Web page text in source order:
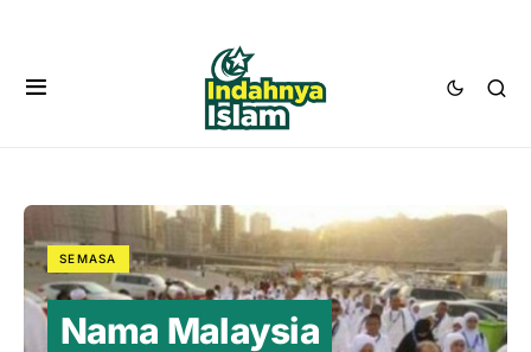
SEMASA
Nama Malaysia